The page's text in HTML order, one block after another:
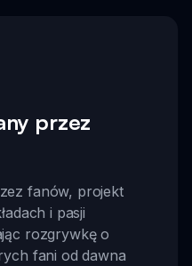
przez
fanów, projekt
i pasji
rozgrywkę o
fani od dawna